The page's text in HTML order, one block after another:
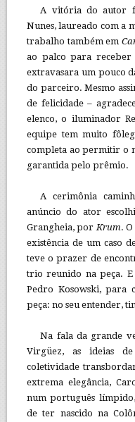
A vitória do autor
Nunes, laureado com a
trabalho também em
ao palco para
extravasara um pouco
do parceiro. Mesmo
de felicidade –
elenco, o iluminador
equipe tem muito
completa ao permitir o
garantida pelo prêmio.
A cerimônia
anúncio do ator
Grangheia, por Krum.
existência de um caso
teve o prazer de
trio reunido na peça.
Pedro Kosowski, para
peça: no seu entender,
Na fala da grande
Virgüez, as ideias
coletividade
extrema elegância,
num português
de ter nascido na